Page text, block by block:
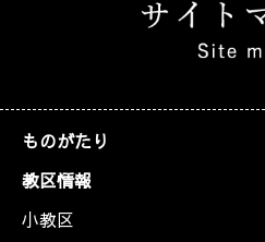
ものがたり
教区情報
小教区